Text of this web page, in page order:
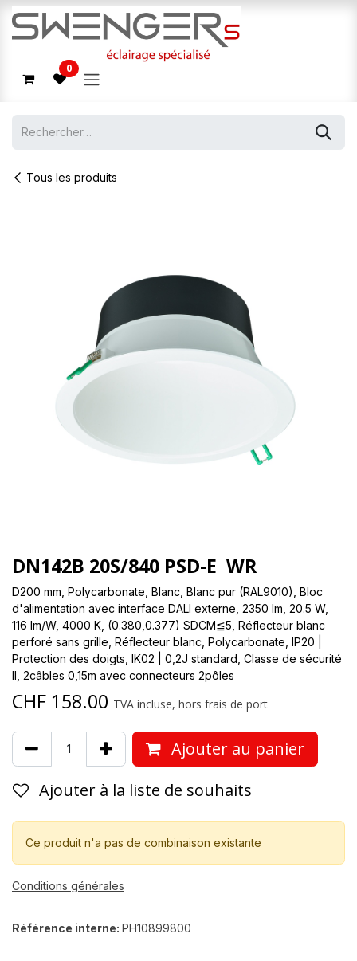
Se rendre au contenu
0
Tous les produits
DN142B 20S/840 PSD-E WR
D200 mm, Polycarbonate, Blanc, Blanc pur (RAL9010), Bloc
d'alimentation avec interface DALI externe, 2350 lm, 20.5 W,
116 lm/W, 4000 K, (0.380,0.377) SDCM≦5, Réflecteur blanc
perforé sans grille, Réflecteur blanc, Polycarbonate, IP20 |
Protection des doigts, IK02 | 0,2J standard, Classe de sécurité
II, 2câbles 0,15m avec connecteurs 2pôles
CHF 158.00 TVA incluse, hors frais de port
Ajouter au panier
Ajouter à la liste de souhaits
Ce produit n'a pas de combinaison existante
Conditions générales
Référence interne: PH10899800